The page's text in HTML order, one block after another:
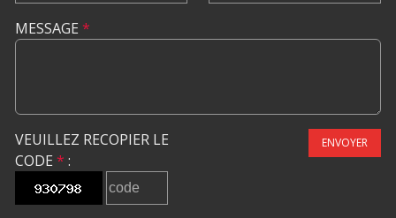
MESSAGE *
VEUILLEZ RECOPIER LE
CODE * :
ENVOYER